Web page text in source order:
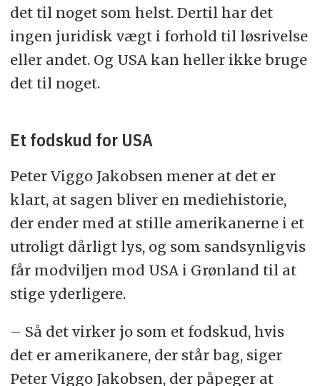
det til noget som helst. Dertil har det
ingen juridisk vægt i forhold til løsrivelse
eller andet. Og USA kan heller ikke bruge
det til noget.
Et fodskud for USA
Peter Viggo Jakobsen mener at det er
klart, at sagen bliver en mediehistorie,
der ender med at stille amerikanerne i et
utroligt dårligt lys, og som sandsynligvis
får modviljen mod USA i Grønland til at
stige yderligere.
– Så det virker jo som et fodskud, hvis
det er amerikanere, der står bag, siger
Peter Viggo Jakobsen, der påpeger at